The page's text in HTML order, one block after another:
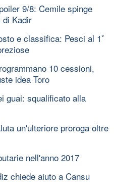
9/8: Cemile spinge
di Kadir
e classifica: Pesci al 1ﾟ
10 cessioni,
idea Toro
guai: squalificato alla
un'ulteriore proroga oltre
nell'anno 2017
chiede aiuto a Cansu